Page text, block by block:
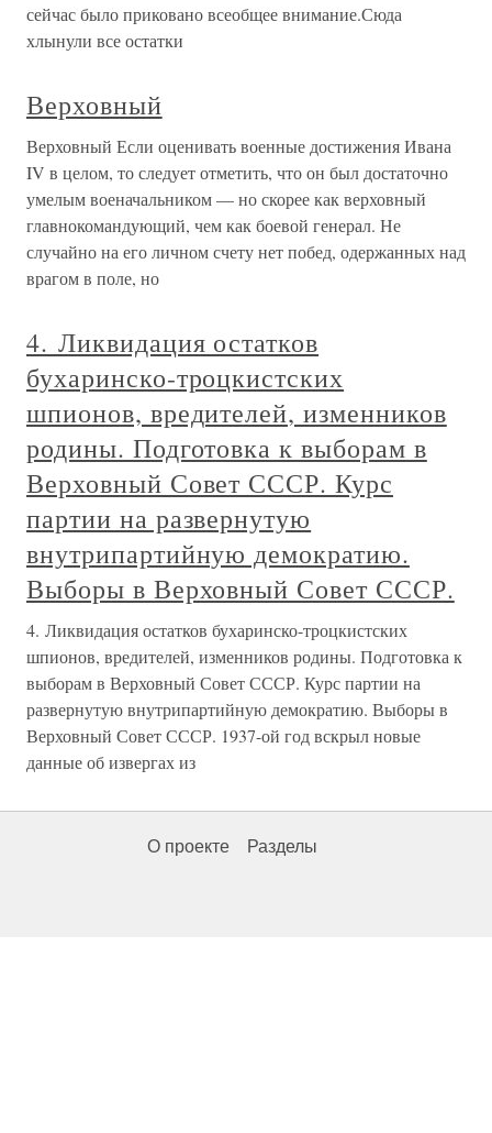
сейчас было приковано всеобщее внимание.Сюда
хлынули все остатки
Верховный
Верховный Если оценивать военные достижения Ивана
IV в целом, то следует отметить, что он был достаточно
умелым военачальником — но скорее как верховный
главнокомандующий, чем как боевой генерал. Не
случайно на его личном счету нет побед, одержанных над
врагом в поле, но
4. Ликвидация остатков
бухаринско-троцкистских
шпионов, вредителей, изменников
родины. Подготовка к выборам в
Верховный Совет СССР. Курс
партии на развернутую
внутрипартийную демократию.
Выборы в Верховный Совет СССР.
4. Ликвидация остатков бухаринско-троцкистских
шпионов, вредителей, изменников родины. Подготовка к
выборам в Верховный Совет СССР. Курс партии на
развернутую внутрипартийную демократию. Выборы в
Верховный Совет СССР. 1937-ой год вскрыл новые
данные об извергах из
О проекте Разделы